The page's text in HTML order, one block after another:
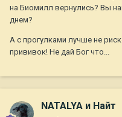
на Биомилл вернулись? Вы
днем?
А с прогулками лучше не
прививок! Не дай Бог что...
NATALYA и Найт